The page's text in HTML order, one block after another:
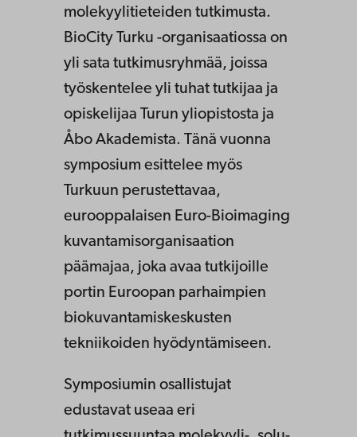
molekyylitieteiden tutkimusta.
BioCity Turku -organisaatiossa on
yli sata tutkimusryhmää, joissa
työskentelee yli tuhat tutkijaa ja
opiskelijaa Turun yliopistosta ja
Åbo Akademista. Tänä vuonna
symposium esittelee myös
Turkuun perustettavaa,
eurooppalaisen Euro-Bioimaging
kuvantamisorganisaation
päämajaa, joka avaa tutkijoille
portin Euroopan parhaimpien
biokuvantamiskeskusten
tekniikoiden hyödyntämiseen.
Symposiumin osallistujat
edustavat useaa eri